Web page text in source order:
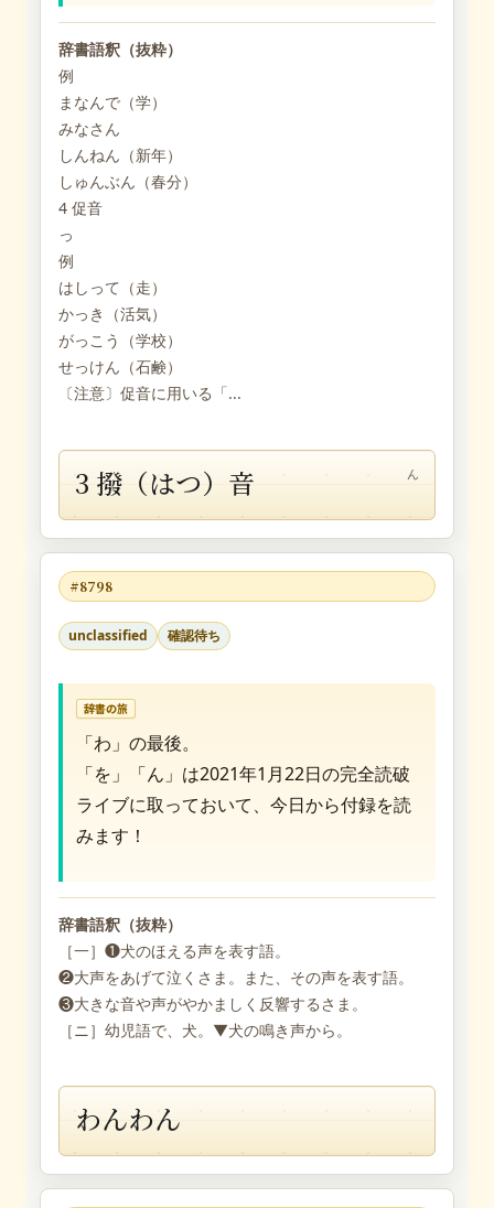
辞書語釈（抜粋）
例
まなんで（学）
みなさん
しんねん（新年）
しゅんぶん（春分）
4 促音
っ
例
はしって（走）
かっき（活気）
がっこう（学校）
せっけん（石鹸）
〔注意〕促音に用いる「...
3 撥（はつ）音 ん
#8798
unclassified 確認待ち
辞書の旅
「わ」の最後。
「を」「ん」は2021年1月22日の完全読破
ライブに取っておいて、今日から付録を読
みます！
辞書語釈（抜粋）
［一］❶犬のほえる声を表す語。
❷大声をあげて泣くさま。また、その声を表す語。
❸大きな音や声がやかましく反響するさま。
［ニ］幼児語で、犬。▼犬の鳴き声から。
わんわん